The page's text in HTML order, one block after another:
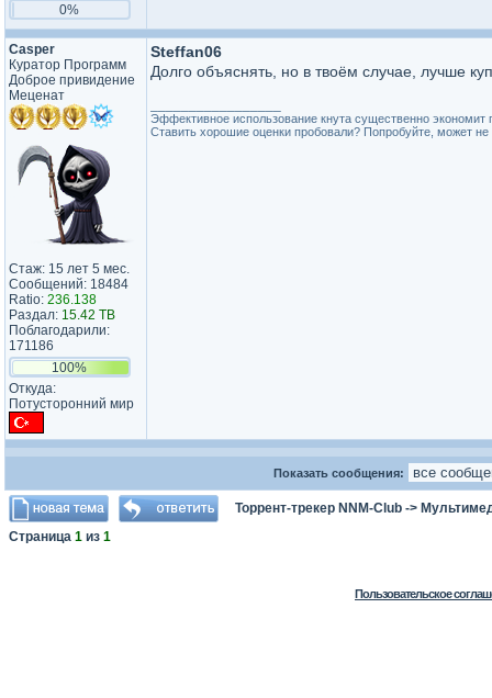
0%
Casper
Куратор Программ
Доброе привидение
Меценат
Стаж: 15 лет 5 мес.
Сообщений: 18484
Ratio: 236.138
Раздал: 15.42 TB
Поблагодарили:
171186
100%
Откуда:
Потусторонний мир
Steffan06
Долго объяснять, но в твоём случае, лучше
Эффективное использование кнута существенно экономит
Ставить хорошие оценки пробовали? Попробуйте, может
Показать сообщения:
Торрент-трекер NNM-Club ->
Страница 1 из 1
Пользовательское